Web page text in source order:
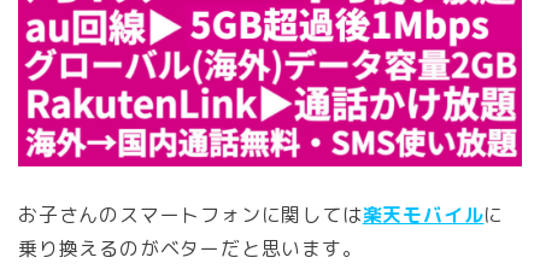
お子さんのスマートフォンに関しては楽天モバイルに
乗り換えるのがベターだと思います。